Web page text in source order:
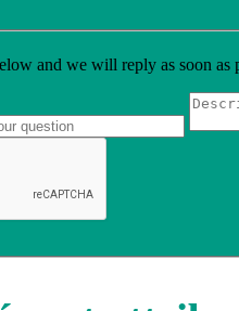
and we will reply as soon as